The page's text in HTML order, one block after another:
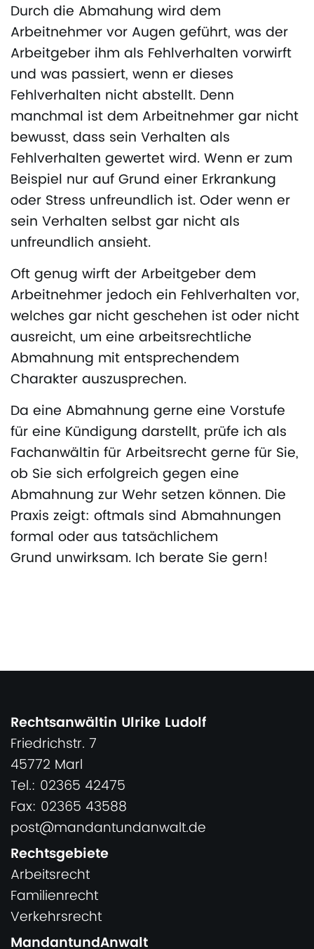
Durch die Abmahung wird dem
Arbeitnehmer vor Augen geführt, was der
Arbeitgeber ihm als Fehlverhalten vorwirft
und was passiert, wenn er dieses
Fehlverhalten nicht abstellt. Denn
manchmal ist dem Arbeitnehmer gar nicht
bewusst, dass sein Verhalten als
Fehlverhalten gewertet wird. Wenn er zum
Beispiel nur auf Grund einer Erkrankung
oder Stress unfreundlich ist. Oder wenn er
sein Verhalten selbst gar nicht als
unfreundlich ansieht.
Oft genug wirft der Arbeitgeber dem
Arbeitnehmer jedoch ein Fehlverhalten vor,
welches gar nicht geschehen ist oder nicht
ausreicht, um eine arbeitsrechtliche
Abmahnung mit entsprechendem
Charakter auszusprechen.
Da eine Abmahnung gerne eine Vorstufe
für eine Kündigung darstellt, prüfe ich als
Fachanwältin für Arbeitsrecht gerne für Sie,
ob Sie sich erfolgreich gegen eine
Abmahnung zur Wehr setzen können. Die
Praxis zeigt: oftmals sind Abmahnungen
formal oder aus tatsächlichem
Grund unwirksam. Ich berate Sie gern!
Rechtsanwältin Ulrike Ludolf
Friedrichstr. 7
45772 Marl
Tel.: 02365 42475
Fax: 02365 43588
post@mandantundanwalt.de
Rechtsgebiete
Arbeitsrecht
Familienrecht
Verkehrsrecht
MandantundAnwalt